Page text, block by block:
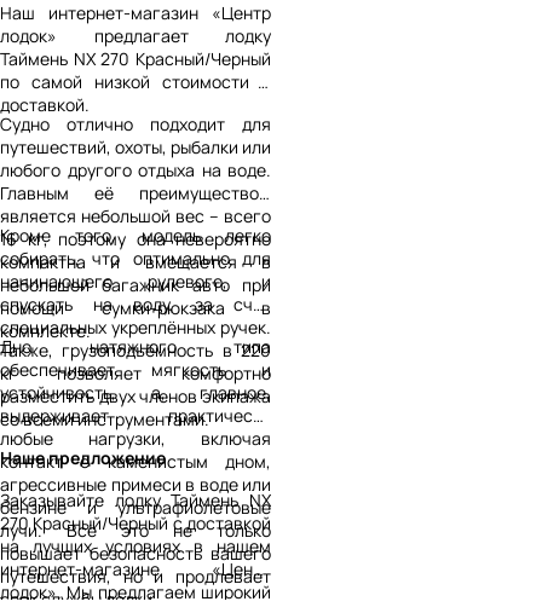
Наш интернет-магазин «Центр
лодок» предлагает лодку
Таймень NX 270 Красный/Черный
по самой низкой стоимости с
доставкой.
Судно отлично подходит для
путешествий, охоты, рыбалки или
любого другого отдыха на воде.
Главным её преимуществом
является небольшой вес – всего
16 кг, поэтому она невероятно
компактна и вмещается в
небольшой багажник авто при
помощи сумки-рюкзака в
комплекте.
Кроме того, модель легко
собирать, что оптимально для
начинающего рулевого, и
спускать на воду, за счёт
специальных укреплённых ручек.
Также, грузоподъёмность в 220
кг позволяет комфортно
разместить двух членов экипажа
со всеми инструментами.
Дно натяжного типа
обеспечивает мягкость и
устойчивость, а, главное,
выдерживает практически
любые нагрузки, включая
контакт с каменистым дном,
агрессивные примеси в воде или
бензине и ультрафиолетовые
лучи. Всё это не только
повышает безопасность вашего
путешествия, но и продлевает
срок службы лодки.
Наше предложение
Заказывайте лодку Таймень NX
270 Красный/Черный с доставкой
на лучших условиях в нашем
интернет-магазине «Центр
лодок». Мы предлагаем широкий